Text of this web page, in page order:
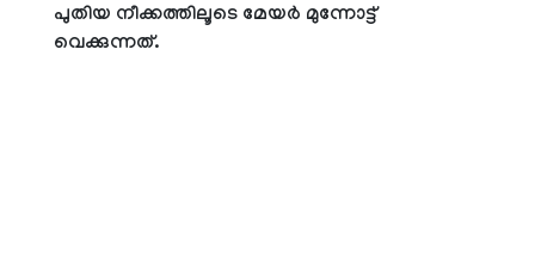
പുതിയ നീക്കത്തിലൂടെ മേയർ മുന്നോട്ട്
വെക്കുന്നത്.